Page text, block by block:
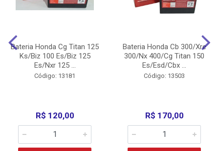
Bateria Honda Cg Titan 125
Ks/Biz 100 Es/Biz 125
Es/Nxr 125 ...
Código: 13181
R$ 120,00
Bateria Honda Cb 300/Xre
300/Nx 400/Cg Titan 150
Es/Esd/Cbx ...
Código: 13503
R$ 170,00